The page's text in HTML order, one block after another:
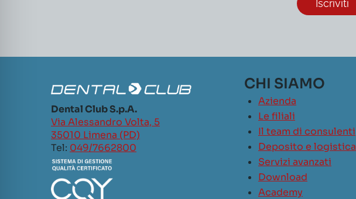
Dental Club S.p.A.
Via Alessandro Volta, 5
35010 Limena (PD)
Tel: 049/7662800
CHI SIAMO
Azienda
Le filiali
Il team di consulenti
Deposito e logistica
Servizi avanzati
Download
Academy